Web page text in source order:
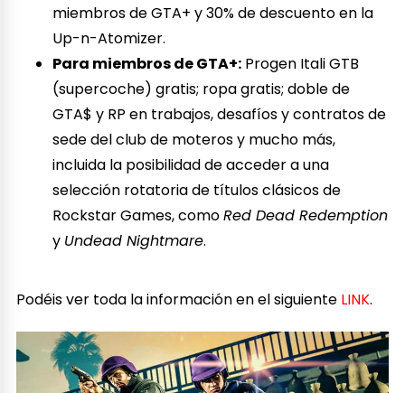
miembros de GTA+ y 30% de descuento en la
Up-n-Atomizer.
Para miembros de GTA+: Progen Itali GTB
(supercoche) gratis; ropa gratis; doble de
GTA$ y RP en trabajos, desafíos y contratos de
sede del club de moteros y mucho más,
incluida la posibilidad de acceder a una
selección rotatoria de títulos clásicos de
Rockstar Games, comoRed Dead Redemption
y Undead Nightmare.
Podéis ver toda la información en el siguiente LINK.